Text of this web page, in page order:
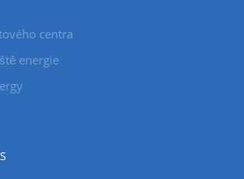
centra
energie